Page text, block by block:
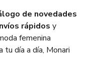
de novedades
rápidos y
femenina
tu día a día, Monari